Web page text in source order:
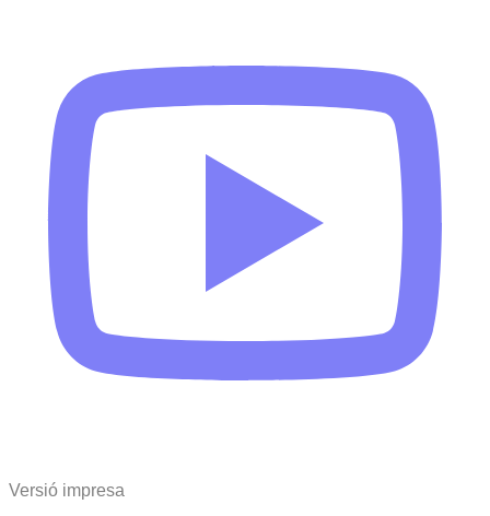
Versió impresa